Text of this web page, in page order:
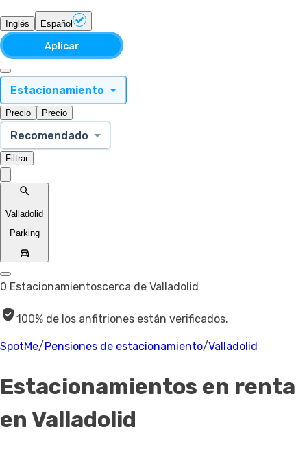
Inglés Español
Aplicar
Estacionamiento
Precio Precio
Recomendado
Filtrar
Valladolid
Parking
0 Estacionamientoscerca de Valladolid
100% de los anfitriones están verificados.
SpotMe/ Pensiones de estacionamiento/Valladolid
Estacionamientos en renta
en Valladolid